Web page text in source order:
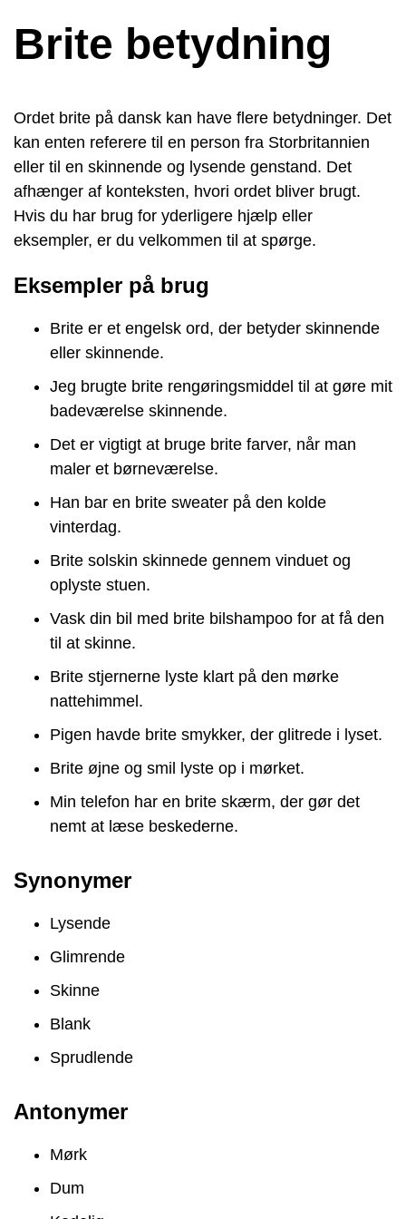
Brite betydning
Ordet brite på dansk kan have flere betydninger. Det
kan enten referere til en person fra Storbritannien
eller til en skinnende og lysende genstand. Det
afhænger af konteksten, hvori ordet bliver brugt.
Hvis du har brug for yderligere hjælp eller
eksempler, er du velkommen til at spørge.
Eksempler på brug
Brite er et engelsk ord, der betyder skinnende
eller skinnende.
Jeg brugte brite rengøringsmiddel til at gøre mit
badeværelse skinnende.
Det er vigtigt at bruge brite farver, når man
maler et børneværelse.
Han bar en brite sweater på den kolde
vinterdag.
Brite solskin skinnede gennem vinduet og
oplyste stuen.
Vask din bil med brite bilshampoo for at få den
til at skinne.
Brite stjernerne lyste klart på den mørke
nattehimmel.
Pigen havde brite smykker, der glitrede i lyset.
Brite øjne og smil lyste op i mørket.
Min telefon har en brite skærm, der gør det
nemt at læse beskederne.
Synonymer
Lysende
Glimrende
Skinne
Blank
Sprudlende
Antonymer
Mørk
Dum